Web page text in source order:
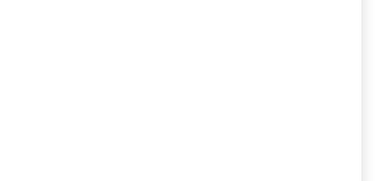
744000,
UNCTAD-yň Işewürligi